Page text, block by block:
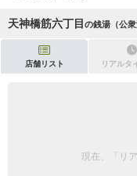
天神橋筋六丁目 の銭湯（公衆
店舗リスト リアルタ
現在、「リ